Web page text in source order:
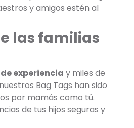
y amigos estén al
las familias
de experiencia y miles de
Bag Tags han sido
por mamás como tú.
de tus hijos seguras y